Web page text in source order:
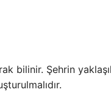
bilinir. Şehrin